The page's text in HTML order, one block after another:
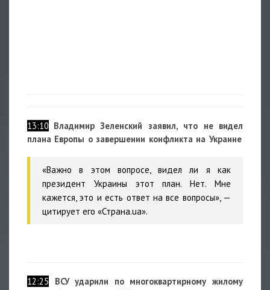
13:10 Владимир Зеленский заявил, что не видел
плана Европы о завершении конфликта на Украине
«Важно в этом вопросе, видел ли я как
президент Украины этот план. Нет. Мне
кажется, это и есть ответ на все вопросы», —
цитирует его «Страна.ua».
12:25
ВСУ ударили по многоквартирному жилому